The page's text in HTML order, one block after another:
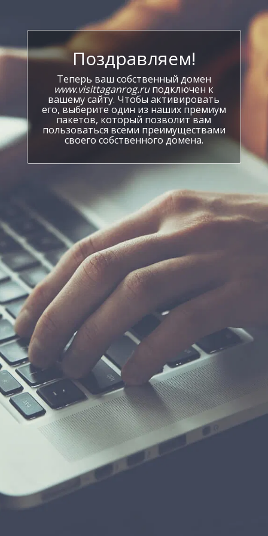
Поздравляем!
Теперь ваш собственный домен
www.visittaganrog.ruподключен к
вашему сайту. Чтобы активировать
его, выберите один из наших премиум
пакетов, который позволит вам
пользоваться всеми преимуществами
своего собственного домена.